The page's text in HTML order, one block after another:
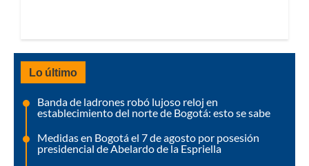
Lo último
Banda de ladrones robó lujoso reloj en
establecimiento del norte de Bogotá: esto se sabe
Medidas en Bogotá el 7 de agosto por posesión
presidencial de Abelardo de la Espriella